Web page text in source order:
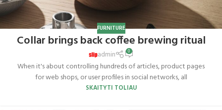
FURNITURE
Collar brings back coffee brewing ritual
admin 0
When it's about controlling hundreds of articles, product pages
for web shops, or user profiles in social networks, all
SKAITYTI TOLIAU